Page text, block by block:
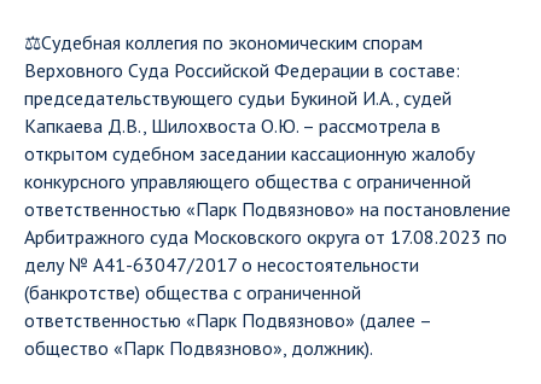
⚖️Судебная коллегия по экономическим спорам
Верховного Суда Российской Федерации в составе:
председательствующего судьи Букиной И.А., судей
Капкаева Д.В., Шилохвоста О.Ю. – рассмотрела в
открытом судебном заседании кассационную жалобу
конкурсного управляющего общества с ограниченной
ответственностью «Парк Подвязново» на постановление
Арбитражного суда Московского округа от 17.08.2023 по
делу № А41-63047/2017 о несостоятельности
(банкротстве) общества с ограниченной
ответственностью «Парк Подвязново» (далее –
общество «Парк Подвязново», должник).